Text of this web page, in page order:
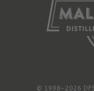
© 1998-2026